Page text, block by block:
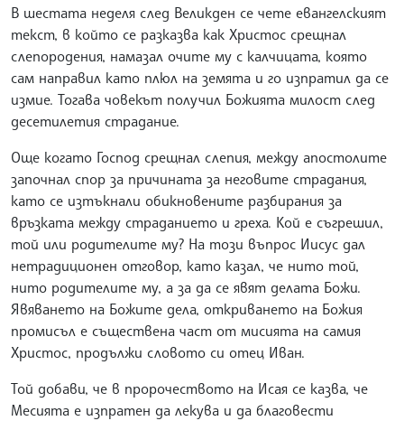
В шестата неделя след Великден се чете евангелският
текст, в който се разказва как Христос срещнал
слепородения, намазал очите му с калчицата, която
сам направил като плюл на земята и го изпратил да се
измие. Тогава човекът получил Божията милост след
десетилетия страдание.
Още когато Господ срещнал слепия, между апостолите
започнал спор за причината за неговите страдания,
като се изтъкнали обикновените разбирания за
връзката между страданието и греха. Кой е съгрешил,
той или родителите му? На този въпрос Иисус дал
нетрадиционен отговор, като казал, че нито той,
нито родителите му, а за да се явят делата Божи.
Явяването на Божите дела, откриването на Божия
промисъл е съществена част от мисията на самия
Христос, продължи словото си отец Иван.
Той добави, че в пророчеството на Исая се казва, че
Месията е изпратен да лекува и да благовести